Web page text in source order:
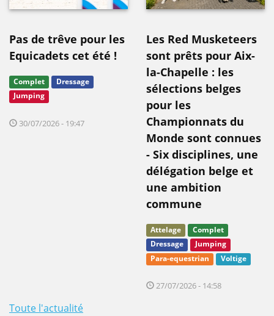
Pas de trêve pour les
Equicadets cet été !
Complet
Dressage
Jumping
30/07/2026 - 19:47
Les Red Musketeers
sont prêts pour Aix-
la-Chapelle : les
sélections belges
pour les
Championnats du
Monde sont connues
- Six disciplines, une
délégation belge et
une ambition
commune
Attelage
Complet
Dressage
Jumping
Para-equestrian
Voltige
27/07/2026 - 14:58
Toute l'actualité